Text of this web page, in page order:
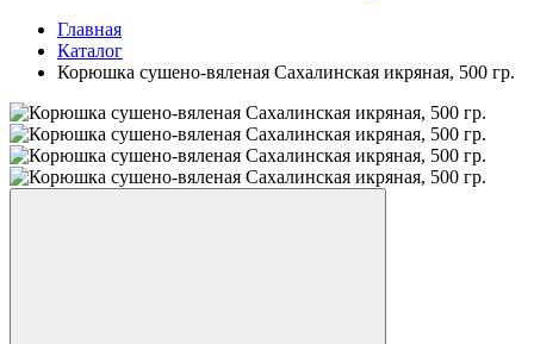
Главная
Каталог
Корюшка сушено-вяленая Сахалинская икряная, 500 гр.